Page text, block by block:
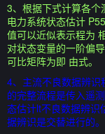
3、根据下式计算各
电力系统状态估计
值可以近似表示程为
对状态变量的一阶偏
可比矩阵为即 由式。
4、主流不良数据辨
的完整流程是传入遥
态估计lt不良数据辨识
据辨识是交替进行的。